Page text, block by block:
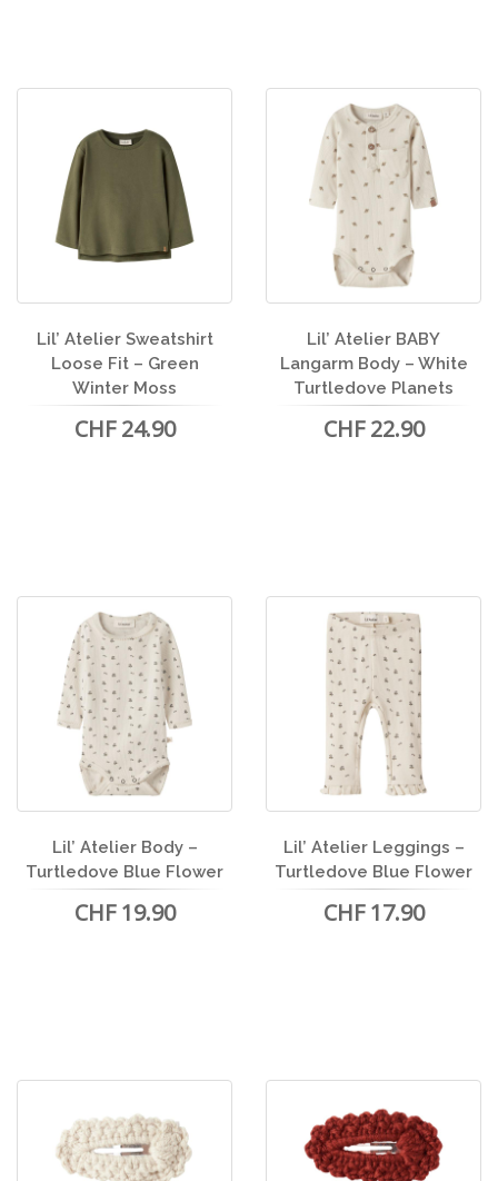
Lil’ Atelier Sweatshirt
Loose Fit – Green
Winter Moss
CHF 24.90
Lil’ Atelier BABY
Langarm Body – White
Turtledove Planets
CHF 22.90
Lil’ Atelier Body –
Turtledove Blue Flower
CHF 19.90
Lil’ Atelier Leggings –
Turtledove Blue Flower
CHF 17.90